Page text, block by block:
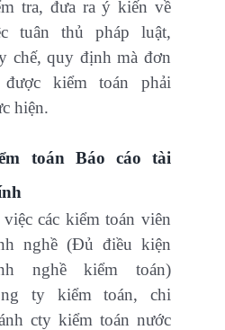
tra, đưa ra ý kiến về
tuân thủ pháp luật,
chế, quy định mà đơn
kiểm toán phải
hiện.
toán Báo cáo tài
các kiểm toán viên
nghề (Đủ điều kiện
nghề kiểm toán)
ty kiểm toán, chi
cty kiểm toán nước